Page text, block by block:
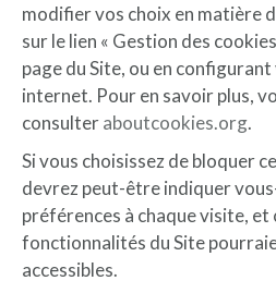
modifier vos choix en matière
sur le lien « Gestion des
page du Site, ou en
internet. Pour en savoir plus,
consulteraboutcookies.org.
Si vous choisissez de bloquer
devrez peut-être indiquer
préférences à chaque visite,
fonctionnalités du Site
accessibles.